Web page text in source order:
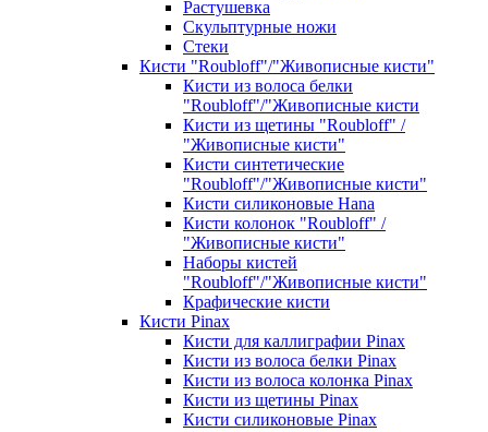
Растушевка
Скульптурные ножи
Стеки
Кисти "Roubloff"/"Живописные кисти"
Кисти из волоса белки
"Roubloff"/"Живописные кисти
Кисти из щетины "Roubloff" /
"Живописные кисти"
Кисти синтетические
"Roubloff"/"Живописные кисти"
Кисти силиконовые Hana
Кисти колонок "Roubloff" /
"Живописные кисти"
Наборы кистей
"Roubloff"/"Живописные кисти"
Крафические кисти
Кисти Pinax
Кисти для каллиграфии Pinax
Кисти из волоса белки Pinax
Кисти из волоса колонка Pinax
Кисти из щетины Pinax
Кисти силиконовые Pinax